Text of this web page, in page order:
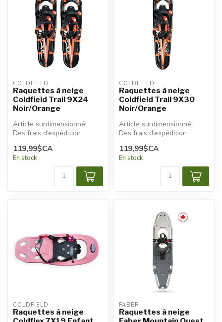
COLDFIELD
Raquettes à neige
Coldfield Trail 9X24
Noir/Orange
Article surdimensionné!
Des frais d’expédition
appliqués.
119,99$CA
En stock
COLDFIELD
Raquettes à neige
Coldfield Trail 9X30
Noir/Orange
Article surdimensionné!
Des frais d’expédition
appliqués...
119,99$CA
En stock
COLDFIELD
Raquettes à neige
FABER
Raquettes à neige